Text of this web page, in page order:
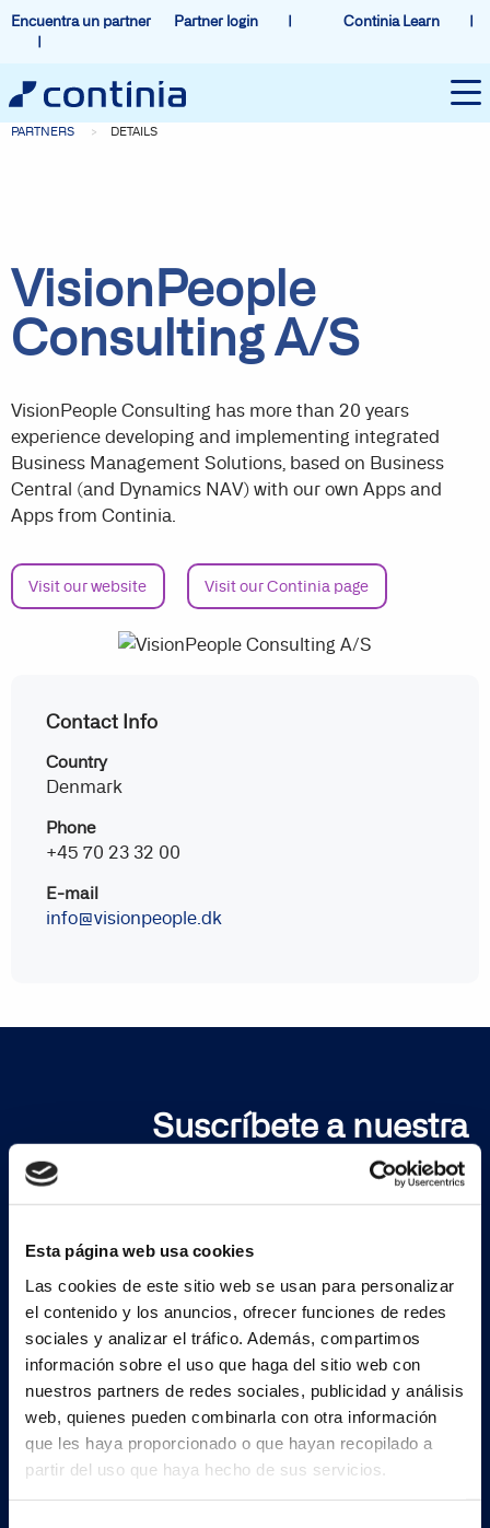
Esta página web usa cookies
Las cookies de este sitio web se usan para personalizar
el contenido y los anuncios, ofrecer funciones de redes
sociales y analizar el tráfico. Además, compartimos
información sobre el uso que haga del sitio web con
nuestros partners de redes sociales, publicidad y análisis
web, quienes pueden combinarla con otra información
que les haya proporcionado o que hayan recopilado a
partir del uso que haya hecho de sus servicios.
Encuentra un partner Partner login Continia Learn
PARTNERS DETAILS
VisionPeople
Consulting A/S
VisionPeople Consulting has more than 20 years
experience developing and implementing integrated
Business Management Solutions, based on Business
Central (and Dynamics NAV) with our own Apps and
Apps from Continia.
Visit our website Visit our Continia page
Contact Info
Country
Denmark
Phone
+45 70 23 32 00
E-mail
info@visionpeople.dk
Suscríbete a nuestra
newsletter
Regístrate ahora
Continia Software
Contáctenos